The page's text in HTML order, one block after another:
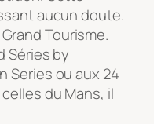
aucun doute.
Tourisme.
Séries by
Series ou aux 24
du Mans, il